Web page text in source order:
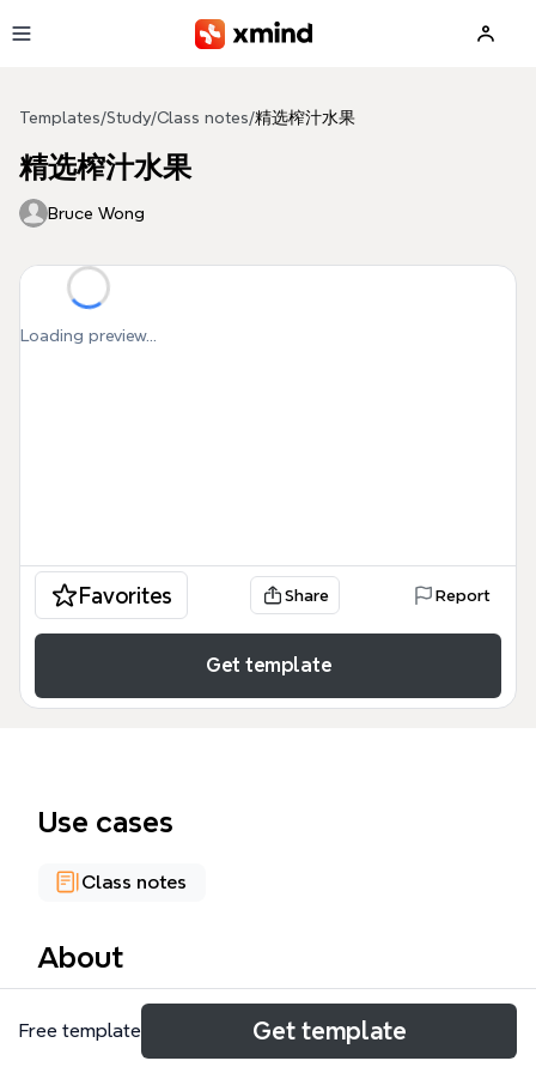
Templates/Study/Class notes/精选榨汁水果
精选榨汁水果
Bruce Wong
Loading preview...
Favorites Share Report
Get template
Use cases
Class notes
About
精选榨汁水果思维导图模板整理了10种常见榨汁水果的
详细资料，涵盖西瓜、柠檬、橙子、苹果、葡萄、梨、
Free template Get template